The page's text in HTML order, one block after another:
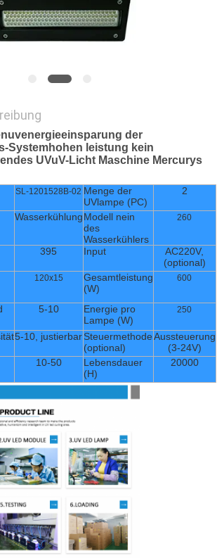
der
Systemhohen leistung kein
UVuV-Licht Maschine Mercurys
SL-1201528B-02 Menge der
UVlampe (PC)
2
WasserkühlungModell nein
des
Wasserkühlers
260
395 Input
AC220V,
(optional)
120x15
Gesamtleistung
(W)
600
5-10
Energie pro
Lampe (W)
250
5-10, justierbarSteuermethode
(optional)
Aussteuerung
(3-24V)
10-50
Lebensdauer
(H)
20000